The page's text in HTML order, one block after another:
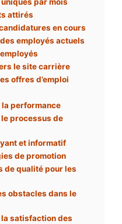
attirés
en cours
employés actuels
le site carrière
offres d’emploi
performance
processus de
et informatif
de promotion
de qualité pour les
obstacles dans le
satisfaction des